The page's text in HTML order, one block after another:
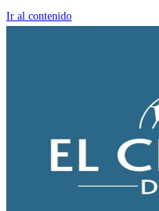
Ir al contenido